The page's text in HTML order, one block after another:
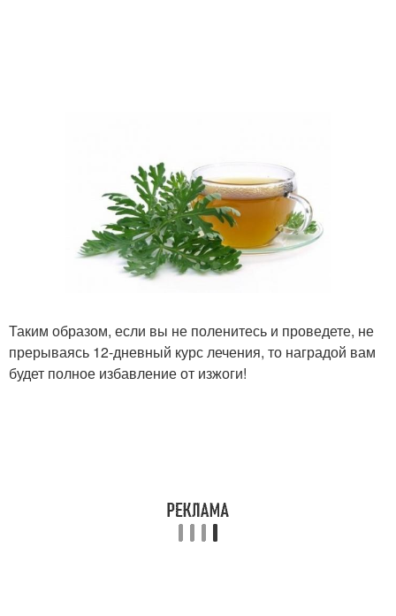
Таким образом, если вы не поленитесь и проведете, не
прерываясь 12-дневный курс лечения, то наградой вам
будет полное избавление от изжоги!